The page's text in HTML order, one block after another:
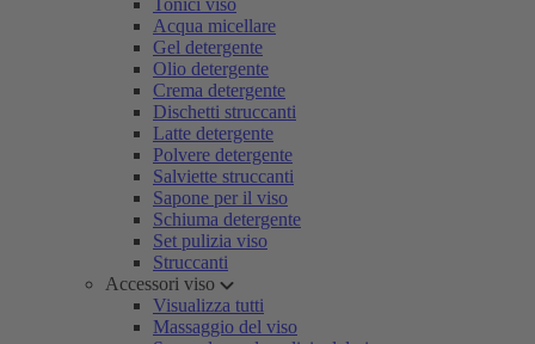
Tonici viso
Acqua micellare
Gel detergente
Olio detergente
Crema detergente
Dischetti struccanti
Latte detergente
Polvere detergente
Salviette struccanti
Sapone per il viso
Schiuma detergente
Set pulizia viso
Struccanti
Accessori viso
Visualizza tutti
Massaggio del viso